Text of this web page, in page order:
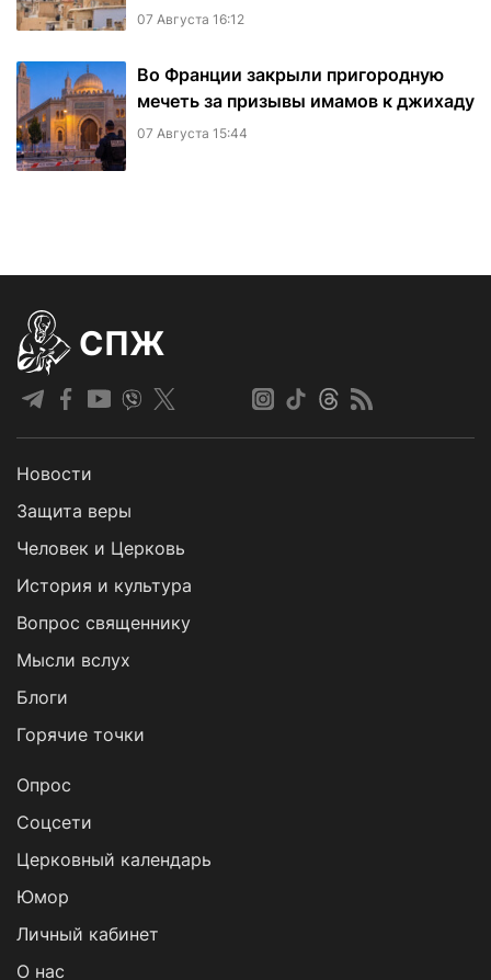
07 Августа 16:12
Во Франции закрыли пригородную
мечеть за призывы имамов к джихаду
07 Августа 15:44
СПЖ
Новости
Защита веры
Человек и Церковь
История и культура
Вопрос священнику
Мысли вслух
Блоги
Горячие точки
Опрос
Cоцсети
Церковный календарь
Юмор
Личный кабинет
О нас